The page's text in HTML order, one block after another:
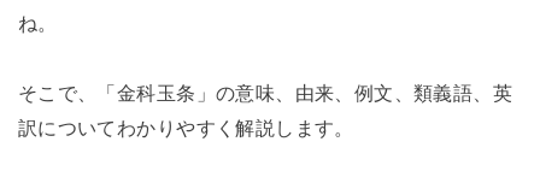
ね。
そこで、「金科玉条」の意味、由来、例文、類義語、英
訳についてわかりやすく解説します。